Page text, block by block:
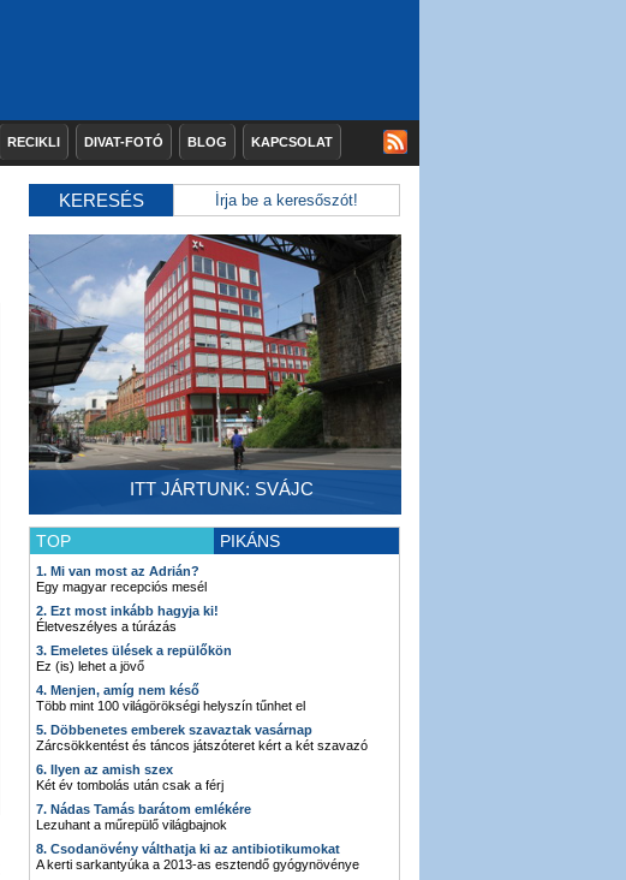
RECIKLI DIVAT-FOTÓ BLOG KAPCSOLAT
KERESÉS
ITT JÁRTUNK: SVÁJC
TOP PIKÁNS
1. Mi van most az Adrián?
Egy magyar recepciós mesél
2. Ezt most inkább hagyja ki!
Életveszélyes a túrázás
3. Emeletes ülések a repülőkön
Ez (is) lehet a jövő
4. Menjen, amíg nem késő
Több mint 100 világörökségi helyszín tűnhet el
5. Döbbenetes emberek szavaztak vasárnap
Zárcsökkentést és táncos játszóteret kért a két szavazó
6. Ilyen az amish szex
Két év tombolás után csak a férj
7. Nádas Tamás barátom emlékére
Lezuhant a műrepülő világbajnok
8. Csodanövény válthatja ki az antibiotikumokat
A kerti sarkantyúka a 2013-as esztendő gyógynövénye